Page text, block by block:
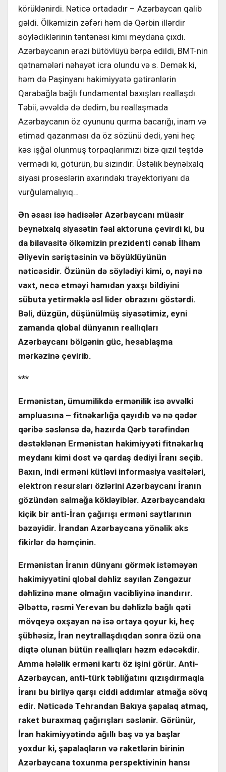
körüklənirdi. Nəticə ortadadır – Azərbaycan qalib
gəldi. Ölkəmizin zəfəri həm də Qərbin illərdir
söylədiklərinin təntənəsi kimi meydana çıxdı.
Azərbaycanın ərazi bütövlüyü bərpa edildi, BMT-nin
qətnamələri nəhayət icra olundu və s. Demək ki,
həm də Paşinyanı hakimiyyətə gətirənlərin
Qarabağla bağlı fundamental baxışları reallaşdı.
Təbii, əvvəldə də dedim, bu reallaşmada
Azərbaycanın öz oyununu qurma bacarığı, inam və
etimad qazanması da öz sözünü dedi, yəni heç
kəs işğal olunmuş torpaqlarımızı bizə qızıl teştdə
vermədi ki, götürün, bu sizindir. Üstəlik beynəlxalq
siyasi proseslərin axarındakı trayektoriyanı da
vurğulamalıyıq…
Ən əsası isə hadisələr Azərbaycanı müasir
beynəlxalq siyasətin fəal aktoruna çevirdi ki, bu
da bilavasitə ölkəmizin prezidenti cənab İlham
Əliyevin səriştəsinin və böyüklüyünün
nəticəsidir. Özünün də söylədiyi kimi, o, nəyi nə
vaxt, necə etməyi hamıdan yaxşı bildiyini
sübuta yetirməklə əsl lider obrazını göstərdi.
Bəli, düzgün, düşünülmüş siyasətimiz, eyni
zamanda qlobal dünyanın reallıqları
Azərbaycanı bölgənin güc, hesablaşma
mərkəzinə çevirib.
***
Ermənistan, ümumilikdə ermənilik isə əvvəlki
ampluasına – fitnəkarlığa qayıdıb və nə qədər
qəribə səslənsə də, hazırda Qərb tərəfindən
dəstəklənən Ermənistan hakimiyyəti fitnəkarlıq
meydanı kimi dost və qardaş dediyi İranı seçib.
Baxın, indi erməni kütləvi informasiya vasitələri,
elektron resursları özlərini Azərbaycanı İranın
gözündən salmağa kökləyiblər. Azərbaycandakı
kiçik bir anti-İran çağırışı erməni saytlarının
bəzəyidir. İrandan Azərbaycana yönəlik əks
fikirlər də həmçinin.
Ermənistan İranın dünyanı görmək istəməyən
hakimiyyətini qlobal dəhliz sayılan Zəngəzur
dəhlizinə mane olmağın vacibliyinə inandırır.
Əlbəttə, rəsmi Yerevan bu dəhlizlə bağlı qəti
mövqeyə oxşayan nə isə ortaya qoyur ki, heç
şübhəsiz, İran neytrallaşdıqdan sonra özü ona
diqtə olunan bütün reallıqları həzm edəcəkdir.
Amma hələlik erməni kartı öz işini görür. Anti-
Azərbaycan, anti-türk təbliğatını qızışdırmaqla
İranı bu birliyə qarşı ciddi addımlar atmağa sövq
edir. Nəticədə Tehrandan Bakıya şapalaq atmaq,
raket buraxmaq çağırışları səslənir. Görünür,
İran hakimiyyətində ağıllı baş və ya başlar
yoxdur ki, şapalaqların və raketlərin birinin
Azərbaycana toxunma perspektivinin hansı